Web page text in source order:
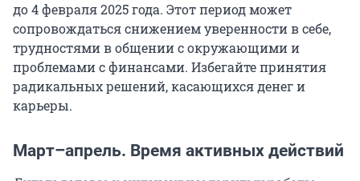
до 4 февраля 2025 года. Этот период может
сопровождаться снижением уверенности в себе,
трудностями в общении с окружающими и
проблемами с финансами. Избегайте принятия
радикальных решений, касающихся денег и
карьеры.
Март–апрель. Время активных действий